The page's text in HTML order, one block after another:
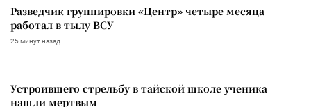
Разведчик группировки «Центр» четыре месяца
работал в тылу ВСУ
25 минут назад
Устроившего стрельбу в тайской школе ученика
нашли мертвым